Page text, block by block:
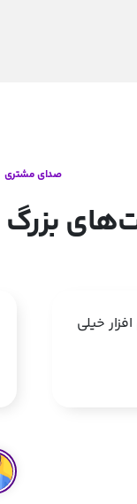
صدای مشتری
بزرگ
خیلی